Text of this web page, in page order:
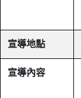
宣導地點
宣導內容